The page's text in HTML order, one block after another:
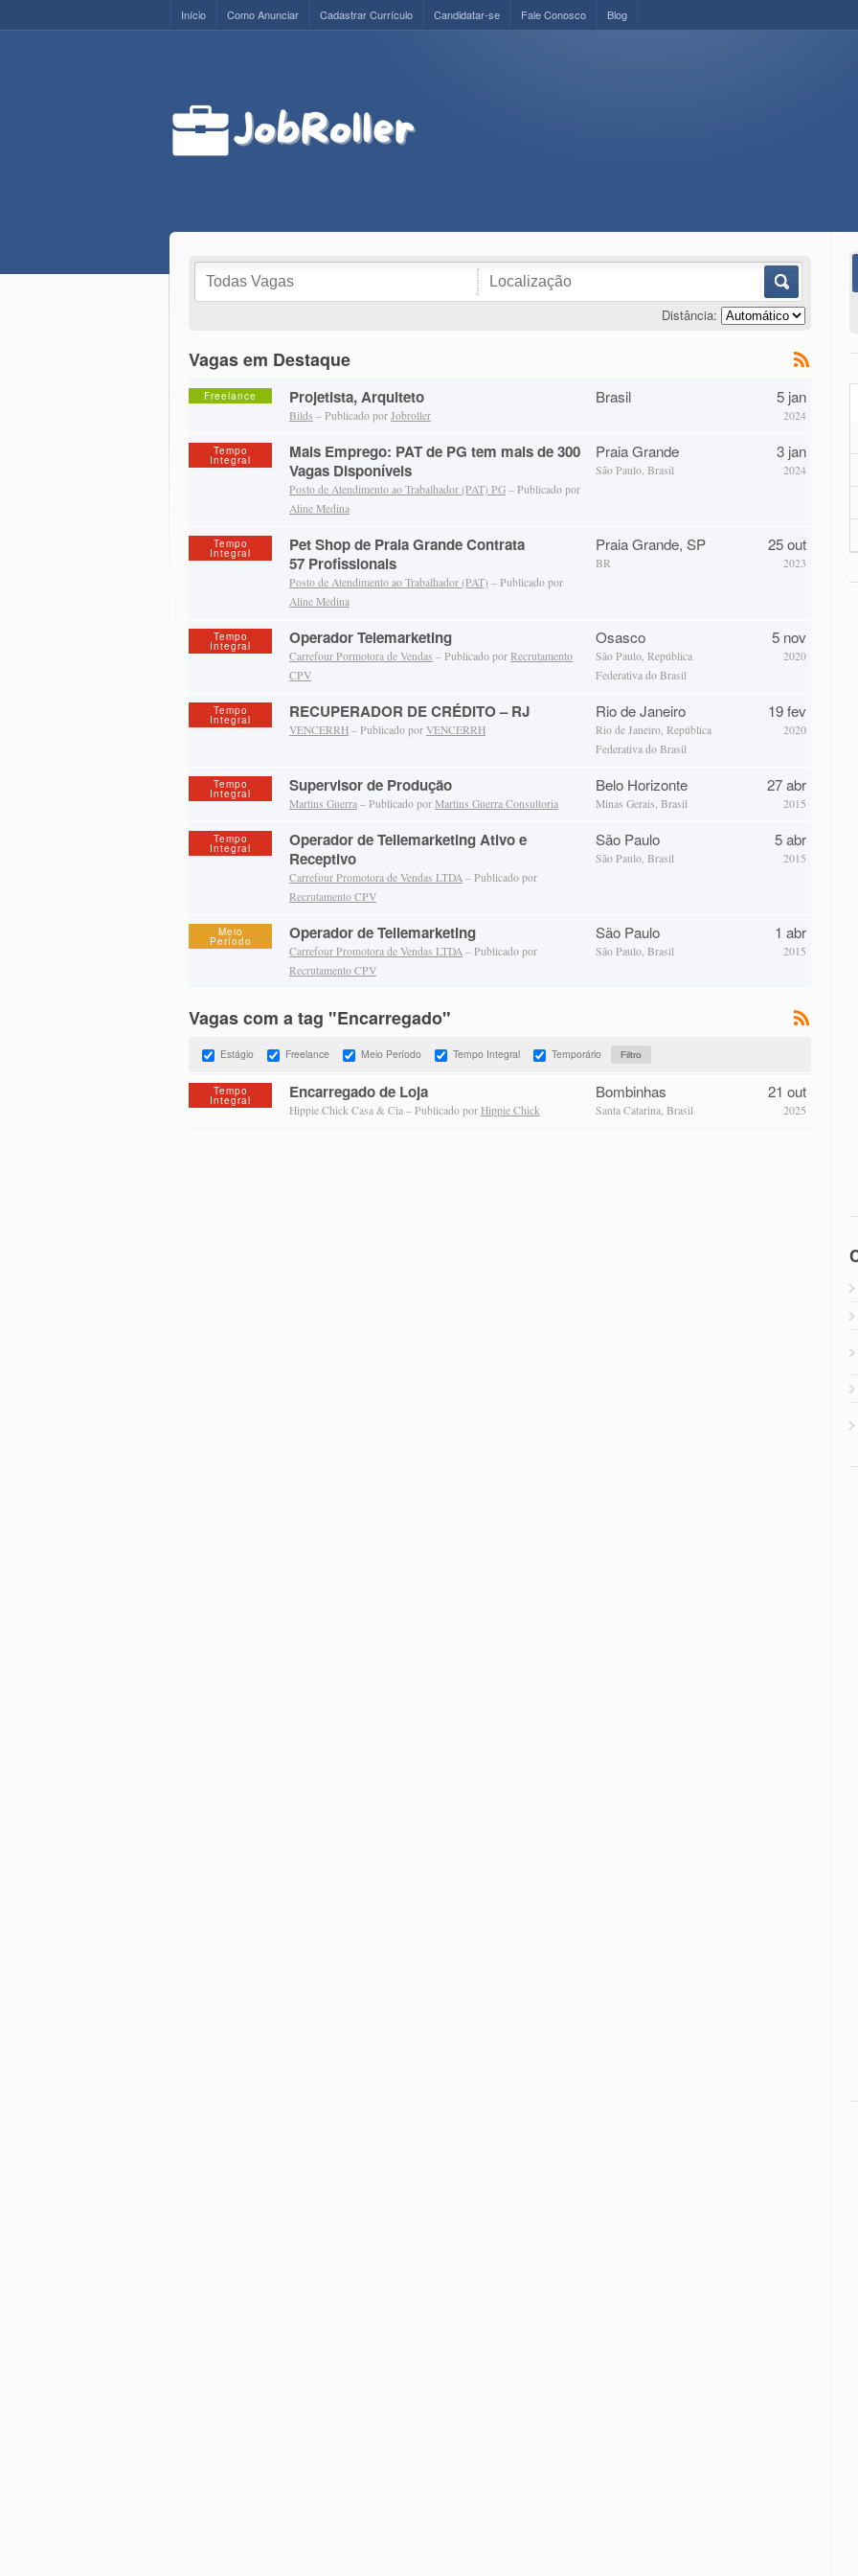
Início Como Anunciar Cadastrar Currículo Candidatar-se Fale Conosco Blog
Distância:
Vagas em Destaque
Freelance Projetista, Arquiteto
Bilds – Publicado por Jobroller
Brasil 5 jan
2024
Tempo
Integral
Mais Emprego: PAT de PG tem mais de 300
Vagas Disponíveis
Posto de Atendimento ao Trabalhador (PAT) PG – Publicado por
Aline Medina
Praia Grande
São Paulo, Brasil
3 jan
2024
Tempo
Integral
Pet Shop de Praia Grande Contrata
57 Profissionais
Posto de Atendimento ao Trabalhador (PAT) – Publicado por
Aline Medina
Praia Grande, SP
BR
25 out
2023
Tempo
Integral Operador Telemarketing
Carrefour Pormotora de Vendas – Publicado por Recrutamento
CPV
Osasco
São Paulo, República
Federativa do Brasil
5 nov
2020
Tempo
Integral RECUPERADOR DE CRÉDITO – RJ
VENCERRH – Publicado por VENCERRH
Rio de Janeiro
Rio de Janeiro, República
Federativa do Brasil
19 fev
2020
Tempo
Integral Supervisor de Produção
Martins Guerra – Publicado por Martins Guerra Consultoria
Belo Horizonte
Minas Gerais, Brasil
27 abr
2015
Tempo
Integral
Operador de Tellemarketing Ativo e
Receptivo
Carrefour Promotora de Vendas LTDA – Publicado por
Recrutamento CPV
São Paulo
São Paulo, Brasil
5 abr
2015
Meio
Período Operador de Tellemarketing
Carrefour Promotora de Vendas LTDA – Publicado por
Recrutamento CPV
São Paulo
São Paulo, Brasil
1 abr
2015
Vagas com a tag "Encarregado"
Estágio Freelance Meio Período Tempo Integral Temporário
Tempo
Integral Encarregado de Loja
Hippie Chick Casa & Cia – Publicado por Hippie Chick
Bombinhas
Santa Catarina, Brasil
21 out
2025